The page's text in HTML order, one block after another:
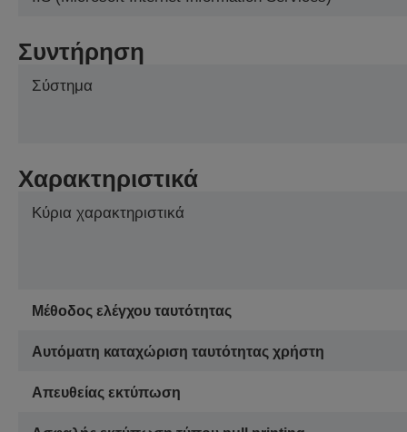
Συντήρηση
Σύστημα
Χαρακτηριστικά
Κύρια χαρακτηριστικά
Μέθοδος ελέγχου ταυτότητας
Αυτόματη καταχώριση ταυτότητας χρήστη
Απευθείας εκτύπωση